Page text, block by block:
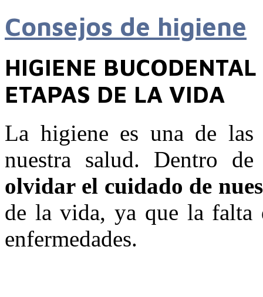
Consejos de higiene
HIGIENE
ETAPAS DE LA VIDA
La higiene es una de las
nuestra salud. Dentro
olvidar el cuidado de
de la vida, ya que la falta
enfermedades.